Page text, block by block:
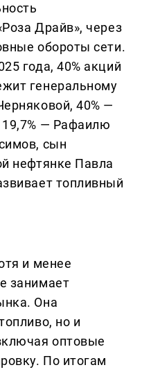
Драйв», через
обороты сети.
года, 40% акций
генеральному
40% —
— Рафаилю
сын
нефтянке Павла
топливный
и менее
занимает
Она
но и
оптовые
По итогам